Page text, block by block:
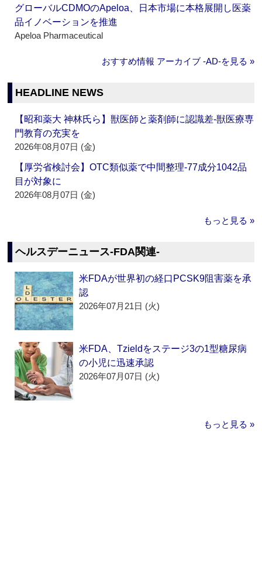
グローバルCDMOのApeloa、日本市場に本格展開し医薬
品イノベーションを推進
Apeloa Pharmaceutical
おすすめ情報 アーカイブ ‐AD‐を見る »
HEADLINE NEWS
【昭和薬大 神林氏ら】獣医師と薬剤師に認識差‐獣医療専
門教育の充実を
2026年08月07日 (金)
【厚労省検討会】OTC類似薬で中間整理‐77成分1042品
目が対象に
2026年08月07日 (金)
もっと見る »
ヘルスデーニュース‐FDA関連‐
米FDAが世界初の経口PCSK9阻害薬を承
認
2026年07月21日 (火)
米FDA、Tzieldをステージ3の1型糖尿病
の小児に迅速承認
2026年07月07日 (火)
もっと見る »